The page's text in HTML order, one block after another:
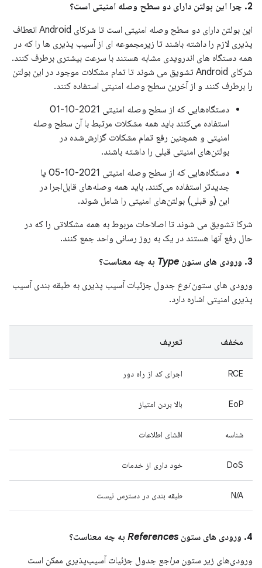
2. چرا این بولتن دارای دو سطح وصله امنیتی است؟
این بولتن دارای دو سطح وصله امنیتی است تا شرکای Android انعطاف
پذیری لازم را داشته باشند تا زیرمجموعه ای از آسیب پذیری ها را که در
همه دستگاه های اندرویدی مشابه هستند با سرعت بیشتری برطرف کنند.
شرکای Android تشویق می شوند تا تمام مشکلات موجود در این بولتن
را برطرف کنند و از آخرین سطح وصله امنیتی استفاده کنند.
دستگاه‌هایی که از سطح وصله امنیتی 2021-10-01
استفاده می‌کنند باید همه مشکلات مرتبط با آن سطح وصله
امنیتی و همچنین رفع تمام مشکلات گزارش‌شده در
بولتن‌های امنیتی قبلی را داشته باشند.
دستگاه‌هایی که از سطح وصله امنیتی 2021-10-05 یا
جدیدتر استفاده می‌کنند، باید همه وصله‌های قابل‌اجرا در
این (و قبلی) بولتن‌های امنیتی را شامل شوند.
شرکا تشویق می شوند تا اصلاحات مربوط به همه مشکلاتی را که در
حال رفع آنها هستند در یک به روز رسانی واحد جمع کنند.
3. ورودی های ستون
Type به چه معناست؟
ورودی های ستوننوع جدول جزئیات آسیب پذیری به طبقه بندی آسیب
پذیری امنیتی اشاره دارد.
مخفف تعریف
RCE اجرای کد از راه دور
EoP بالا بردن امتیاز
شناسه افشای اطلاعات
DoS خود داری از خدمات
N/A طبقه بندی در دسترس نیست
4. ورودی های ستون References به چه معناست؟
ورودی‌های زیر ستون مراجع جدول جزئیات آسیب‌پذیری ممکن است